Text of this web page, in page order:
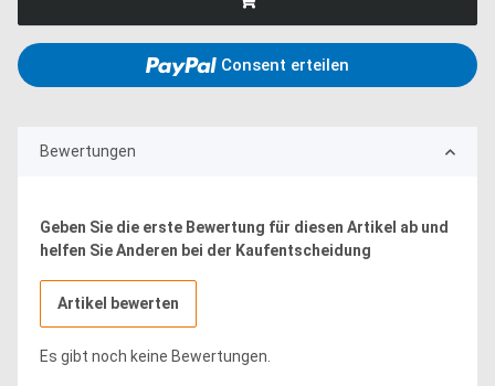
Consent erteilen
Bewertungen
Geben Sie die erste Bewertung für diesen Artikel ab und
helfen Sie Anderen bei der Kaufentscheidung
Artikel bewerten
Es gibt noch keine Bewertungen.